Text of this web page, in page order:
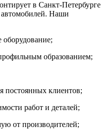
в Санкт-Петербурге
автомобилей. Наши
оборудование;
образованием;
постоянных клиентов;
работ и деталей;
от производителей;